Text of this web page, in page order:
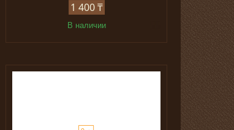
1 400 ₸
В наличии